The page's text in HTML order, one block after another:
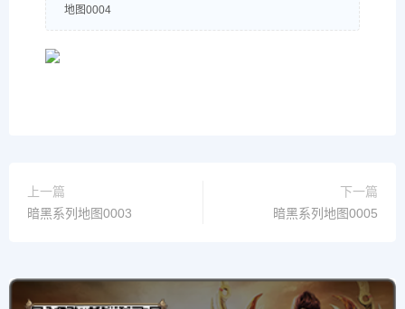
地图0004
上一篇
暗黑系列地图0003
下一篇
暗黑系列地图0005